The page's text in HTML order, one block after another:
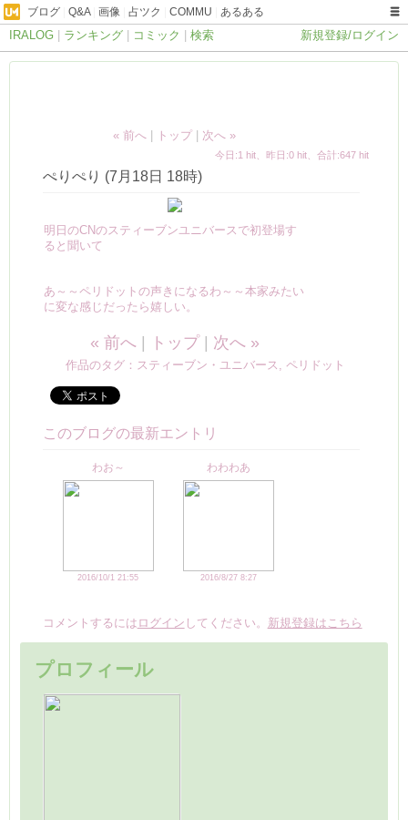
ブログ Q&A| 画像 占ツク COMMU あるある
IRALOG ランキング コミック 検索 新規登録/ログイン
« 前へ トップ 次へ »
今日:1 hit、昨日:0 hit、合計:647 hit
ぺりぺり (7月18日 18時)
明日のCNのスティーブンユニバースで初登場す
ると聞いて
あ～～ペリドットの声きになるわ～～本家みたい
に変な感じだったら嬉しい。
« 前へ トップ 次へ »
作品のタグ： スティーブン・ユニバース ,ペリドット
このブログの最新エントリ
わお～
2016/10/1 21:55
わわわあ
2016/8/27 8:27
コメントするには ログイン してください。 新規登録はこちら
プロフィール